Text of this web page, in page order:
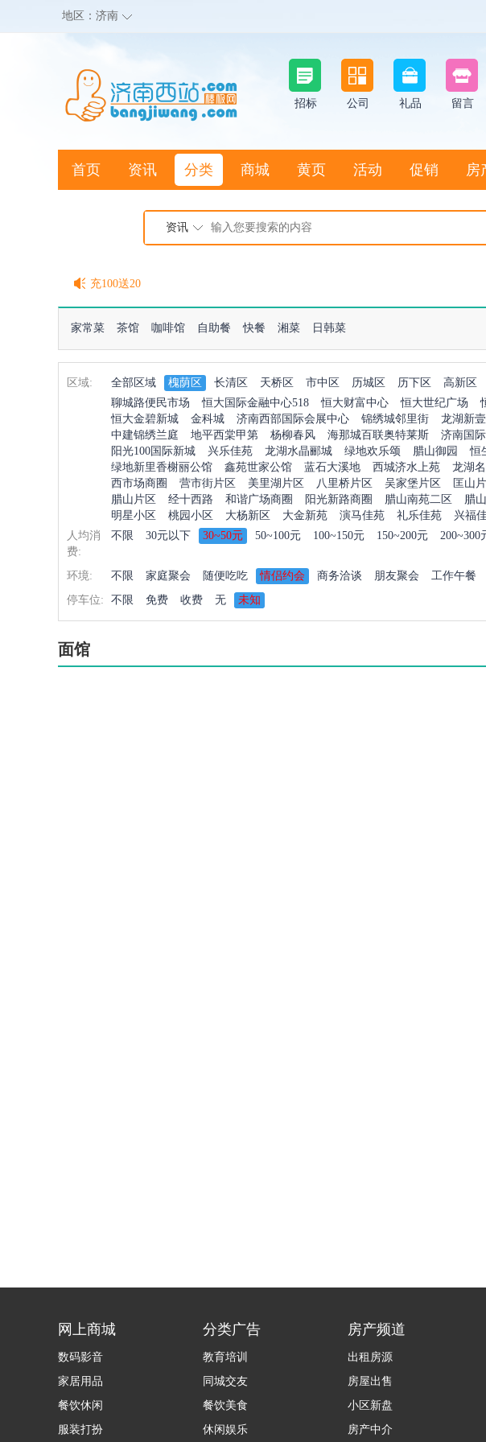
地区： 济南
招标 公司 礼品 留言
首页 资讯 分类 商城 黄页 活动 促销 房
资讯
棒极网点卡充值请联系客服
充100送20
家常菜 茶馆 咖啡馆 自助餐 快餐 湘菜 日韩菜
区域: 全部区域 槐荫区 长清区 天桥区 市中区 历城区 历下区 高新区
聊城路便民市场
恒大国际金融中心518 恒大财富中心 恒大世纪广场
恒大金碧新城
金科城 济南西部国际会展中心 锦绣城邻里街 龙湖新
中建锦绣兰庭
地平西棠甲第 杨柳春风 海那城百联奥特莱斯 济南国
阳光100国际新城
兴乐佳苑 龙湖水晶郦城 绿地欢乐颂 腊山御园 恒
绿地新里香榭丽公馆
鑫苑世家公馆 蓝石大溪地 西城济水上苑 龙湖
西市场商圈
营市街片区 美里湖片区 八里桥片区 吴家堡片区 匡山
腊山片区
经十西路 和谐广场商圈 阳光新路商圈 腊山南苑二区 腊
明星小区
桃园小区 大杨新区 大金新苑 演马佳苑 礼乐佳苑 兴福
人均消
费:
不限 30元以下 30~50元 50~100元 100~150元 150~200元 200~300
环境: 不限 家庭聚会 随便吃吃 情侣约会 商务洽谈 朋友聚会 工作午餐
停车位:
不限 免费 收费 无 未知
面馆
网上商城
数码影音
家居用品
餐饮休闲
服装打扮
分类广告
教育培训
同城交友
餐饮美食
休闲娱乐
房产频道
出租房源
房屋出售
小区新盘
房产中介